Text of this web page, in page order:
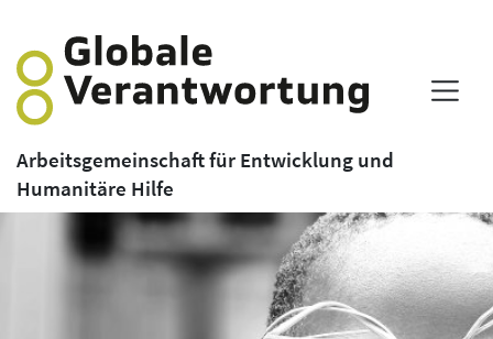
Arbeitsgemeinschaft für Entwicklung und
Humanitäre Hilfe